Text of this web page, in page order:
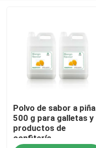
Hogar
Polvo de sabor a piña
500 g para galletas y
productos de
confitería